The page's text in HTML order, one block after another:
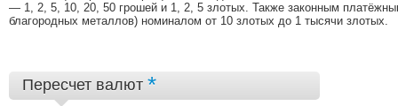
— 1, 2, 5, 10, 20, 50 грошей и 1, 2, 5 злотых. Также законным
благородных металлов) номиналом от 10 злотых до 1 тысячи злотых.
Пересчет валют *